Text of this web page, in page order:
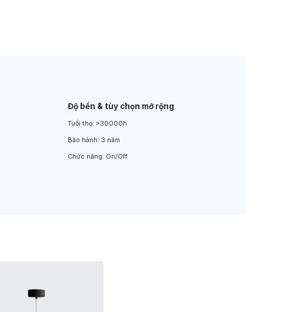
Độ bền & tùy chọn mở rộng
Tuổi thọ: >30000h
Bảo hành: 3 năm
Chức năng: On/Off